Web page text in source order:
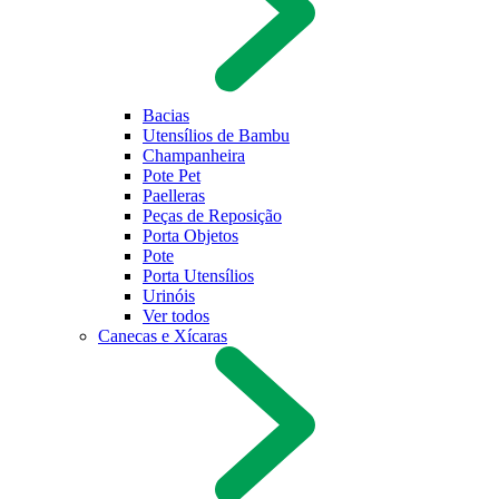
Bacias
Utensílios de Bambu
Champanheira
Pote Pet
Paelleras
Peças de Reposição
Porta Objetos
Pote
Porta Utensílios
Urinóis
Ver todos
Canecas e Xícaras